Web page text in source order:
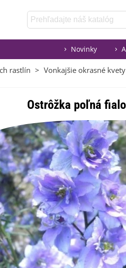
Novinky
rastlín > Vonkajšie okrasné kvety
Ostrôžka poľná